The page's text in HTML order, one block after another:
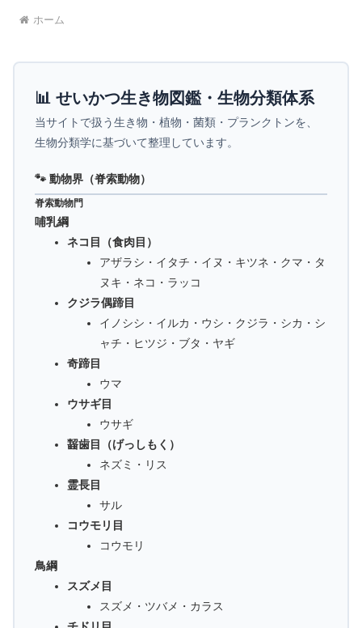
ホーム
📊 せいかつ生き物図鑑・生物分類体系
当サイトで扱う生き物・植物・菌類・プランクトンを、
生物分類学に基づいて整理しています。
🐾 動物界（脊索動物）
脊索動物門
哺乳綱
ネコ目（食肉目）
アザラシ・イタチ・イヌ・キツネ・クマ・タ
ヌキ・ネコ・ラッコ
クジラ偶蹄目
イノシシ・イルカ・ウシ・クジラ・シカ・シ
ャチ・ヒツジ・ブタ・ヤギ
奇蹄目
ウマ
ウサギ目
ウサギ
齧歯目（げっしもく）
ネズミ・リス
霊長目
サル
コウモリ目
コウモリ
鳥綱
スズメ目
スズメ・ツバメ・カラス